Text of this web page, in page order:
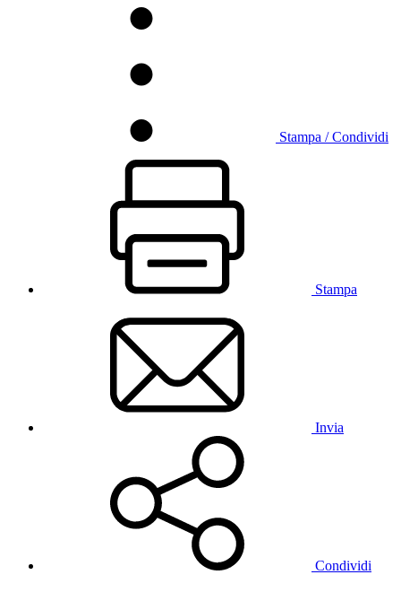
Stampa / Condividi
Stampa
Invia
Condividi